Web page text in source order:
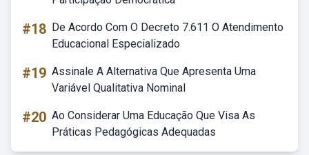
#18 De Acordo Com O Decreto 7.611 O Atendimento
Educacional Especializado
#19 Assinale A Alternativa Que Apresenta Uma
Variável Qualitativa Nominal
#20 Ao Considerar Uma Educação Que Visa As
Práticas Pedagógicas Adequadas